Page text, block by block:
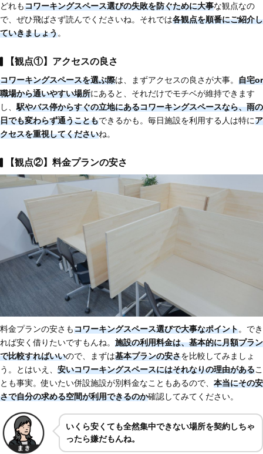
どれもコワーキングスペース選びの失敗を防ぐために大事な観点なの
で、ぜひ飛ばさず読んでくださいね。それでは各観点を順番にご紹介し
ていきましょう。
【観点①】アクセスの良さ
コワーキングスペースを選ぶ際は、まずアクセスの良さが大事。 自宅or
職場から通いやすい場所にあると、それだけでモチベが維持できます
し、 駅やバス停からすぐの立地にあるコワーキングスペースなら、雨の
日でも変わらず通うこともできるかも。毎日施設を利用する人は特にア
クセスを重視してくださいね。
【観点②】料金プランの安さ
料金プランの安さもコワーキングスペース選びで大事なポイント。でき
れば安く借りたいですもんね。 施設の利用料金は、基本的に月額プラン
で比較すればいいので、まずは基本プランの安さを比較してみましょ
う。とはいえ、 安いコワーキングスペースにはそれなりの理由があるこ
とも事実。使いたい併設施設が別料金なこともあるので、 本当にその安
さで自分の求める空間が利用できるのか確認してみてください。
いくら安くても全然集中できない場所を契約しちゃ
ったら嫌だもんね。